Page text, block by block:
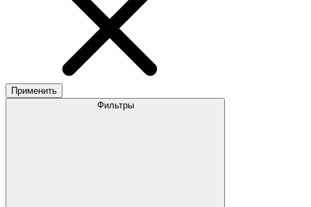
Применить
Фильтры